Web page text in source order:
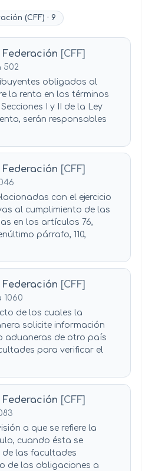
(CFF) · 9
[CFF]
502
obligados al
la renta en los términos
I y II de la Ley
serán responsables
[CFF]
con el ejercicio
al cumplimiento de las
en los artículos 76,
párrafo, 110,
[CFF]
1060
de los cuales la
solicite información
aduaneras de otro país
para verificar el
[CFF]
a que se refiere la
cuando ésta se
de las facultades
de las obligaciones a